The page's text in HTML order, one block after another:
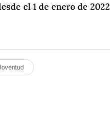
el 1 de enero de 2022